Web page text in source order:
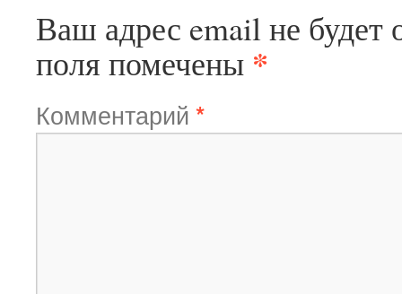
Ваш адрес email не будет
поля помечены *
Комментарий *